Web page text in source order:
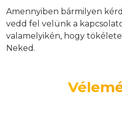
Amennyiben bármilyen
vedd fel velünk a
valamelyikén, hogy
Neked.